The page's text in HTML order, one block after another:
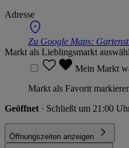
Adresse
Zu Google Maps:
Markt als Lieblingsmarkt
Mein Markt
Markt als Favorit
Geöffnet · Schließt um 21:00
Öffnungszeiten anzeigen